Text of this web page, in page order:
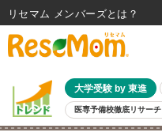
大学受験 by 東進
医専予備校徹底リサーチ
親子で考える大学選び 高校受験
リセマム メンバーズ